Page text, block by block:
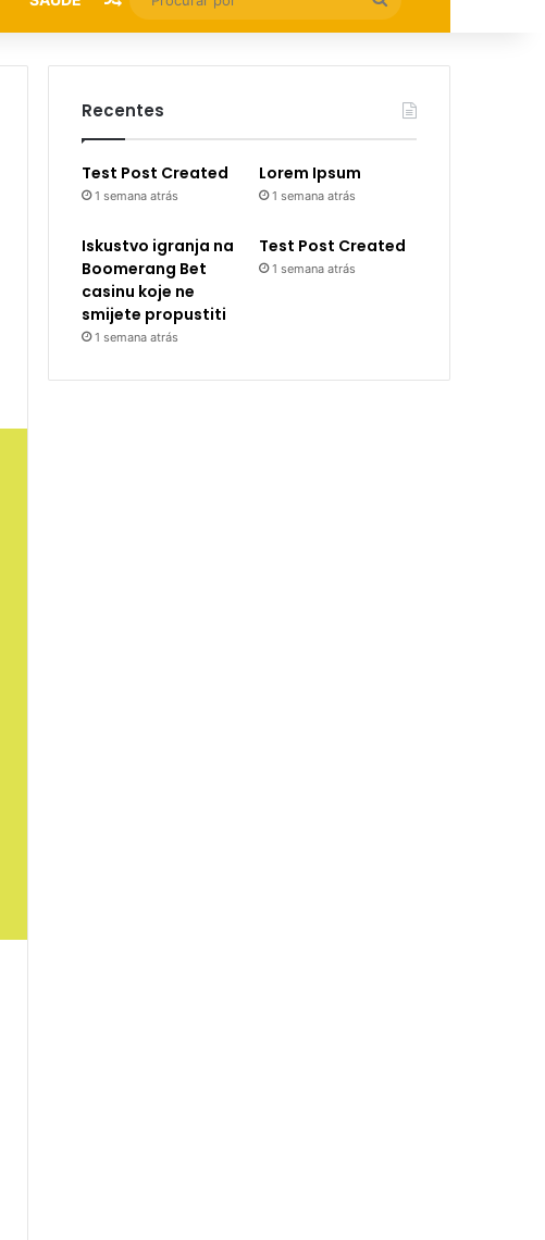
por
Recentes
Test Post Created
1 semana atrás
Lorem Ipsum
1 semana atrás
Iskustvo igranja na
Boomerang Bet
casinu koje ne
smijete propustiti
1 semana atrás
Test Post Created
1 semana atrás